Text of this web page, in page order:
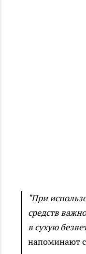
"При
средств
в сухую
напоминают